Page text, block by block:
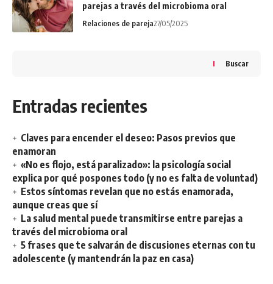
parejas a través del microbioma oral
Relaciones de pareja27/05/2025
Buscar
Entradas recientes
Claves para encender el deseo: Pasos previos que
enamoran
«No es flojo, está paralizado»: la psicología social
explica por qué pospones todo (y no es falta de voluntad)
Estos síntomas revelan que no estás enamorada,
aunque creas que sí
La salud mental puede transmitirse entre parejas a
través del microbioma oral
5 frases que te salvarán de discusiones eternas con tu
adolescente (y mantendrán la paz en casa)